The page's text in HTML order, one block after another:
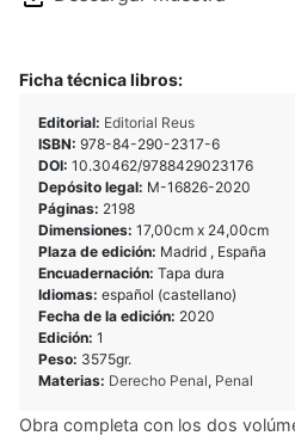
Ficha técnica libros:
Editorial: Editorial Reus
ISBN: 978-84-290-2317-6
DOI: 10.30462/9788429023176
Depósito legal: M-16826-2020
Páginas: 2198
Dimensiones: 17,00cm x 24,00cm
Plaza de edición: Madrid , España
Encuadernación: Tapa dura
Idiomas: español (castellano)
Fecha de la edición: 2020
Edición: 1
Peso: 3575gr.
Materias: Derecho Penal, Penal
Obra completa con los dos